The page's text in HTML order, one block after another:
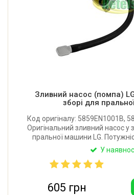
Зливний насос (помпа)
зборі для
Код оригіналу: 5859EN1001B,
Оригінальний зливний насос у
пральної машини LG.
Leili Changzhou
У
605 грн